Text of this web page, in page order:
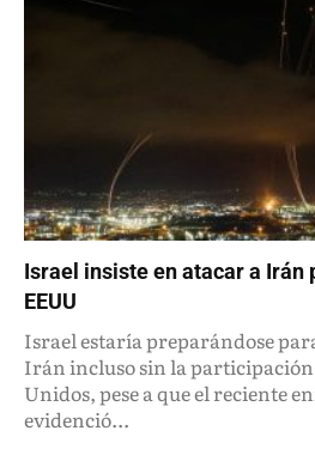
Israel insiste en atacar a Irán
EEUU
Israel estaría preparándose
Irán incluso sin la participación
Unidos, pese a que el reciente
evidenció...